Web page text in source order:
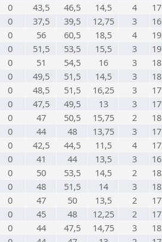
0 43,5 46,5 14,5 4
0 37,5 39,5 12,75 3
0 56 60,5 18,5 4
0 51,5 53,5 15,5 3
0 51 54,5 16 3
0 49,5 51,5 14,5 3
0 48,5 51,5 16,25 3
0 47,5 49,5 13 3
0 47 50,5 15,75 2
0 44 48 13,75 3
0 42,5 44,5 11,5 4
0 41 44 13,5 3
0 50 53,5 14,5 2
0 48 51,5 14 3
0 47 50 13,5 2
0 45 48 12,25 2
0 44 47,5 14,75 3